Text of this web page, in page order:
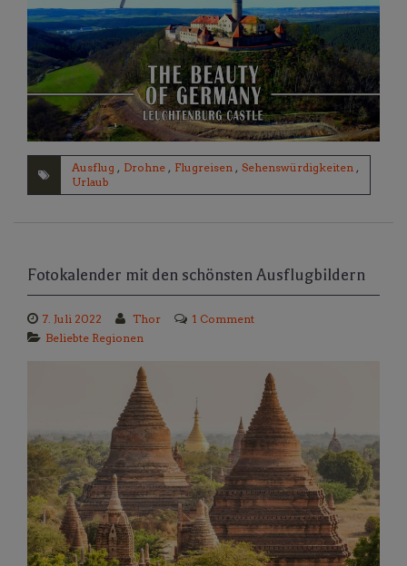
Ausflug , Drohne , Flugreisen , Sehenswürdigkeiten ,
Urlaub
Fotokalender mit den schönsten Ausflugbildern
7. Juli 2022 Thor
1 Comment
Beliebte Regionen